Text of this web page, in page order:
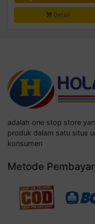
Detail
adalah one stop store
produk dalam satu situs
konsumen
Metode